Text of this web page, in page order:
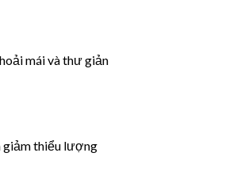
mái và thư giản
giảm thiểu lượng